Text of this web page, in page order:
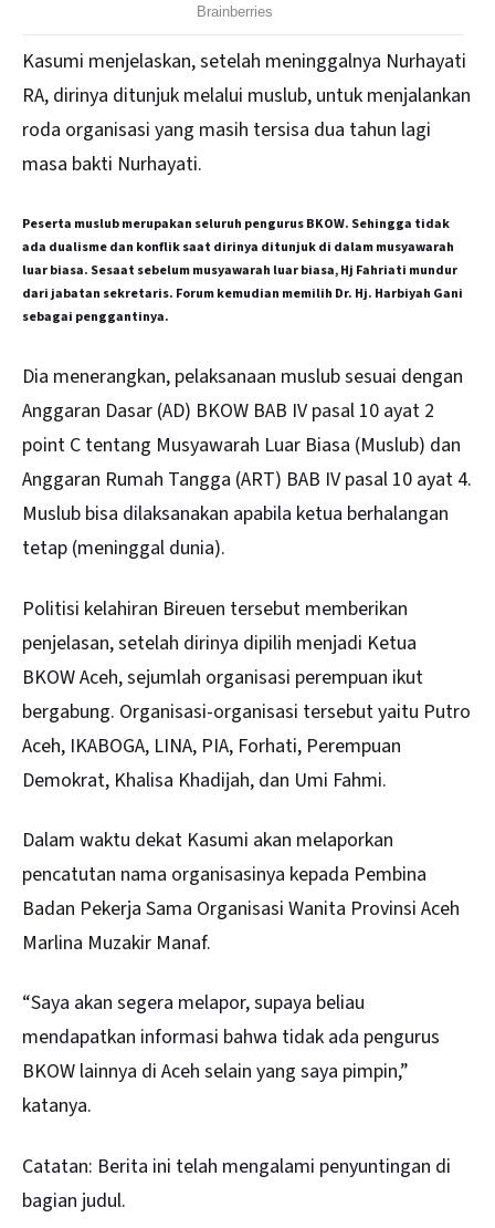
Kasumi menjelaskan, setelah meninggalnya Nurhayati
RA, dirinya ditunjuk melalui muslub, untuk menjalankan
roda organisasi yang masih tersisa dua tahun lagi
masa bakti Nurhayati.
Peserta muslub merupakan seluruh pengurus BKOW. Sehingga tidak
ada dualisme dan konflik saat dirinya ditunjuk di dalam musyawarah
luar biasa. Sesaat sebelum musyawarah luar biasa, Hj Fahriati mundur
dari jabatan sekretaris. Forum kemudian memilih Dr. Hj. Harbiyah Gani
sebagai penggantinya.
Dia menerangkan, pelaksanaan muslub sesuai dengan
Anggaran Dasar (AD) BKOW BAB IV pasal 10 ayat 2
point C tentang Musyawarah Luar Biasa (Muslub) dan
Anggaran Rumah Tangga (ART) BAB IV pasal 10 ayat 4.
Muslub bisa dilaksanakan apabila ketua berhalangan
tetap (meninggal dunia).
Politisi kelahiran Bireuen tersebut memberikan
penjelasan, setelah dirinya dipilih menjadi Ketua
BKOW Aceh, sejumlah organisasi perempuan ikut
bergabung. Organisasi-organisasi tersebut yaitu Putro
Aceh, IKABOGA, LINA, PIA, Forhati, Perempuan
Demokrat, Khalisa Khadijah, dan Umi Fahmi.
Dalam waktu dekat Kasumi akan melaporkan
pencatutan nama organisasinya kepada Pembina
Badan Pekerja Sama Organisasi Wanita Provinsi Aceh
Marlina Muzakir Manaf.
“Saya akan segera melapor, supaya beliau
mendapatkan informasi bahwa tidak ada pengurus
BKOW lainnya di Aceh selain yang saya pimpin,”
katanya.
Catatan: Berita ini telah mengalami penyuntingan di
bagian judul.